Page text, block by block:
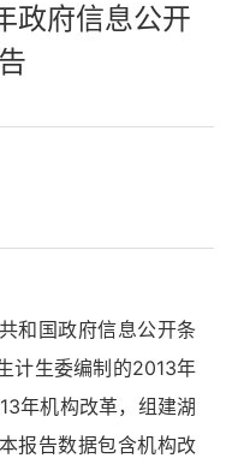
政府信息公开
和国政府信息公开条
计生委编制的2013年
年机构改革，组建湖
报告数据包含机构改